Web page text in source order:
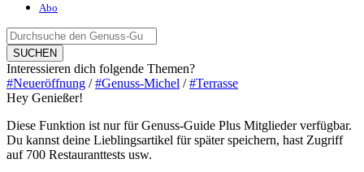
Abo
Suche
nach:
SUCHEN
Interessieren dich folgende Themen?
#Neueröffnung /#Genuss-Michel /#Terrasse
Hey Genießer!
Diese Funktion ist nur für Genuss-Guide Plus Mitglieder verfügbar.
Du kannst deine Lieblingsartikel für später speichern, hast Zugriff
auf 700 Restauranttests usw.